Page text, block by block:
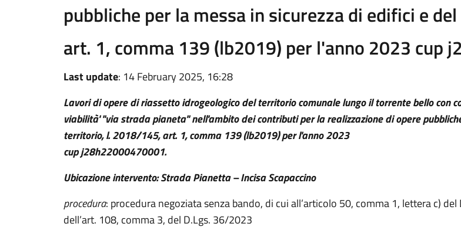
pubbliche per la messa in sicurezza di edifici e
art. 1, comma 139 (lb2019) per l'anno 2023 cup
Last update: 14 February 2025, 16:28
Lavori di opere di riassetto idrogeologico del territorio comunale lungo il torrente bello con
viabilità' "via strada pianeta" nell'ambito dei contributi per la realizzazione di opere
territorio, l. 2018/145, art. 1, comma 139 (lb2019) per l'anno 2023
cup j28h22000470001.
Ubicazione intervento: Strada Pianetta – Incisa Scapaccino
procedura: procedura negoziata senza bando, di cui all’articolo 50, comma 1, lettera c)
dell’art. 108, comma 3, del D.Lgs. 36/2023